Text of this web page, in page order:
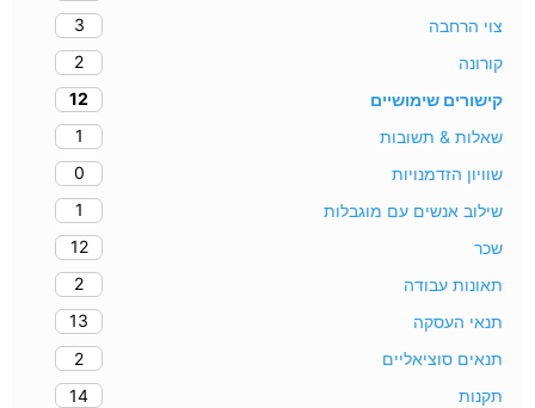
צוי הרחבה
3
קורונה
2
קישורים שימושיים
12
שאלות & תשובות
1
שוויון הזדמנויות
0
שילוב אנשים עם מוגבלות
1
שכר
12
תאונות עבודה
2
תנאי העסקה
13
תנאים סוציאליים
2
תקנות
14